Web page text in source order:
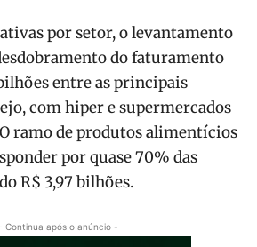
por setor, o levantamento
do faturamento
entre as principais
com hiper e supermercados
ramo de produtos alimentícios
por quase 70% das
R$ 3,97 bilhões.
Continua após o anúncio -